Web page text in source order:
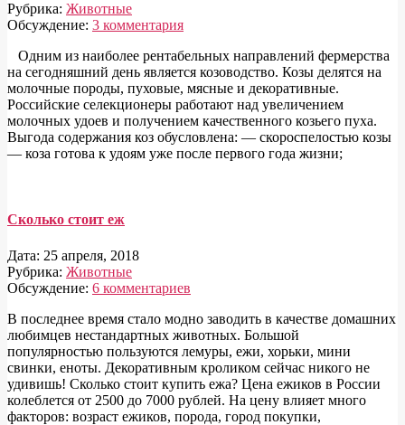
Рубрика: Животные
Обсуждение: 3 комментария
Одним из наиболее рентабельных направлений фермерства
на сегодняшний день является козоводство. Козы делятся на
молочные породы, пуховые, мясные и декоративные.
Российские селекционеры работают над увеличением
молочных удоев и получением качественного козьего пуха.
Выгода содержания коз обусловлена: — скороспелостью козы
— коза готова к удоям уже после первого года жизни;
Сколько стоит еж
Дата: 25 апреля, 2018
Рубрика: Животные
Обсуждение: 6 комментариев
В последнее время стало модно заводить в качестве домашних
любимцев нестандартных животных. Большой
популярностью пользуются лемуры, ежи, хорьки, мини
свинки, еноты. Декоративным кроликом сейчас никого не
удивишь! Сколько стоит купить ежа? Цена ежиков в России
колеблется от 2500 до 7000 рублей. На цену влияет много
факторов: возраст ежиков, порода, город покупки,